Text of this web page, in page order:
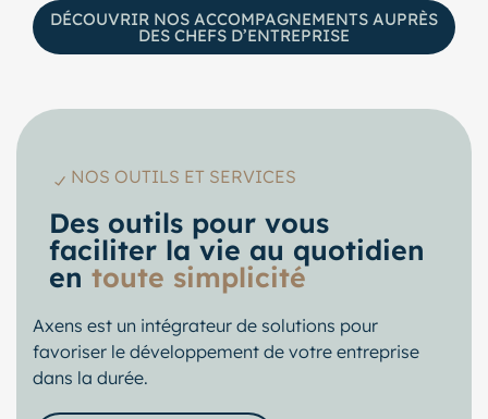
DÉCOUVRIR NOS ACCOMPAGNEMENTS AUPRÈS
DES CHEFS D’ENTREPRISE
NOS OUTILS ET SERVICES
Des outils pour vous
faciliter la vie au quotidien
en toute simplicité
Axens est un intégrateur de solutions pour
favoriser le développement de votre entreprise
dans la durée.